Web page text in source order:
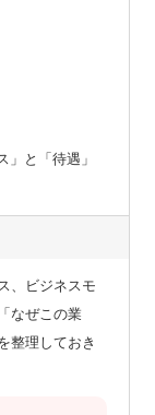
を超える会員
力なエンジン
新のAIアルゴ
流計画を実現
自動倉庫（C
」と「待遇」
、ビジネスモ
なぜこの業
整理しておき